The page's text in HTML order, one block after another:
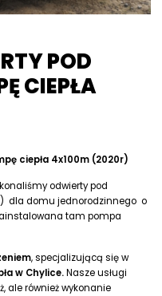
POD
CIEPŁA
ciepła 4x100m (2020r)
odwierty pod
dla domu jednorodzinnego o
tam pompa
, specjalizującą się w
w Chylice.Nasze usługi
ale również wykonanie